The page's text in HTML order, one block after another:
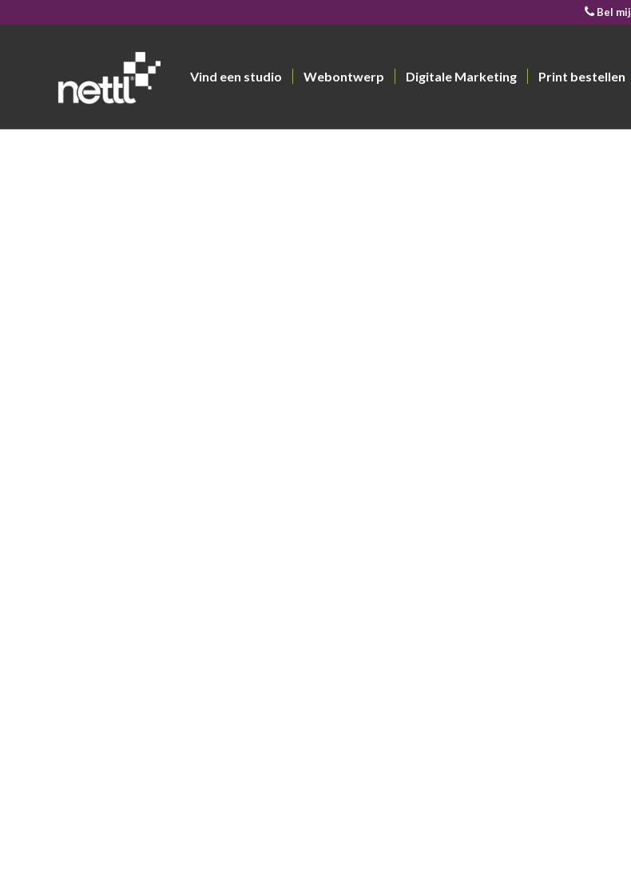
Bel mij
Vind een studio Webontwerp Digitale Marketing Print bestellen